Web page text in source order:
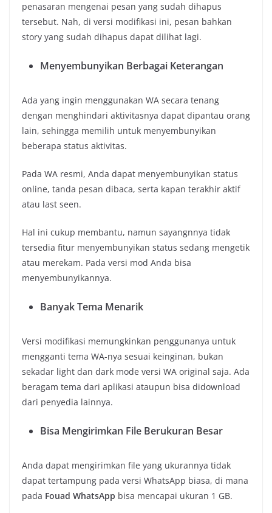
penasaran mengenai pesan yang sudah dihapus
tersebut. Nah, di versi modifikasi ini, pesan bahkan
story yang sudah dihapus dapat dilihat lagi.
Menyembunyikan Berbagai Keterangan
Ada yang ingin menggunakan WA secara tenang
dengan menghindari aktivitasnya dapat dipantau orang
lain, sehingga memilih untuk menyembunyikan
beberapa status aktivitas.
Pada WA resmi, Anda dapat menyembunyikan status
online, tanda pesan dibaca, serta kapan terakhir aktif
atau last seen.
Hal ini cukup membantu, namun sayangnnya tidak
tersedia fitur menyembunyikan status sedang mengetik
atau merekam. Pada versi mod Anda bisa
menyembunyikannya.
Banyak Tema Menarik
Versi modifikasi memungkinkan penggunanya untuk
mengganti tema WA-nya sesuai keinginan, bukan
sekadar light dan dark mode versi WA original saja. Ada
beragam tema dari aplikasi ataupun bisa didownload
dari penyedia lainnya.
Bisa Mengirimkan File Berukuran Besar
Anda dapat mengirimkan file yang ukurannya tidak
dapat tertampung pada versi WhatsApp biasa, di mana
pada Fouad WhatsApp bisa mencapai ukuran 1 GB.